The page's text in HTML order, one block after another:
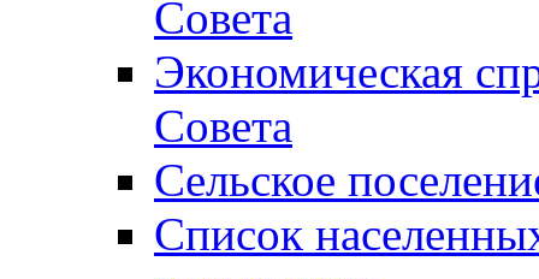
Совета
Экономическая
Совета
Сельское
Список